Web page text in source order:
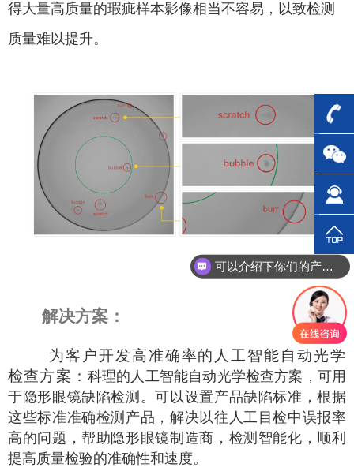
得大量高质量的瑕疵样本影像相当不容易，以致检测
质量难以提升。
解决方案：
为客户开发高准确率的人工智能自动光学
检查方案： 科理的人工智能自动光学检查方案，可用
于隐形眼镜缺陷检测。可以设置产品缺陷标准，根据
这些标准准确检测产品，解决以往人工目检中误报率
高的问题，帮助隐形眼镜制造商，检测智能化，顺利
提高质量检验的准确性和速度。
可以介绍下你们的产品么？